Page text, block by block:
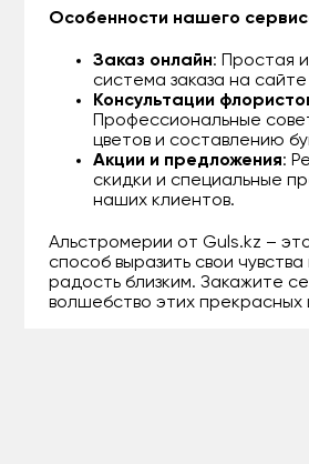
Особенности нашего
Заказ онлайн: Простая
система заказа на сайте
Консультации
Профессиональные
цветов и составлению
Акции и предложения:
скидки и специальные
наших клиентов.
Альстромерии от Guls.kz –
способ выразить свои
радость близким. Закажите
волшебство этих прекрасных